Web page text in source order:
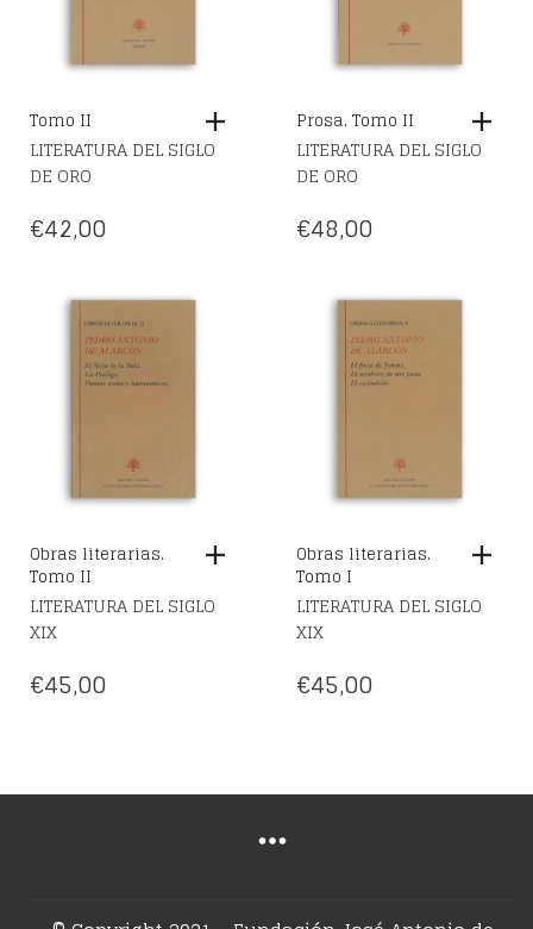
Tomo II
LITERATURA DEL SIGLO
DE ORO
€42,00
Prosa. Tomo II
LITERATURA DEL SIGLO
DE ORO
€48,00
Obras literarias.
Tomo II
LITERATURA DEL SIGLO
XIX
€45,00
Obras literarias.
Tomo I
LITERATURA DEL SIGLO
XIX
€45,00